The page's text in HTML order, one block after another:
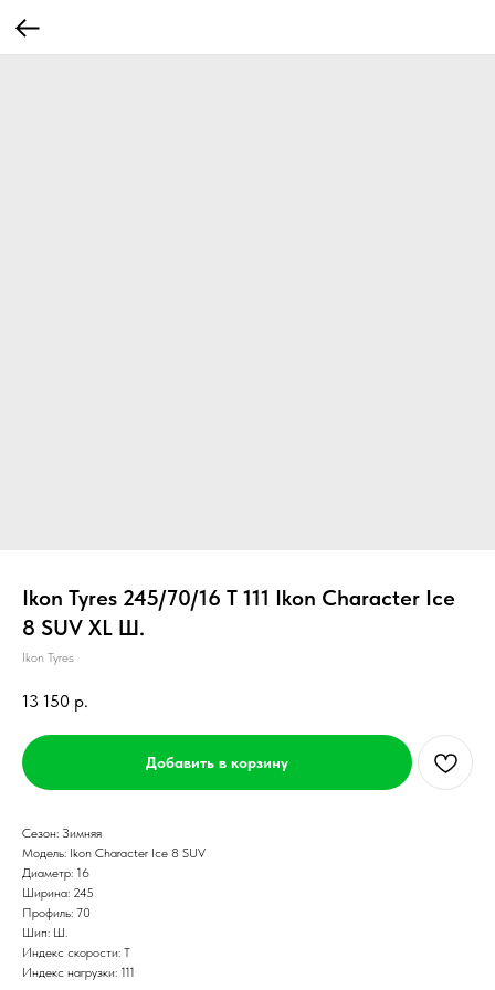
Ikon Tyres 245/70/16 T 111 Ikon Character Ice
8 SUV XL Ш.
Ikon Tyres
13 150 р.
Добавить в корзину
Сезон: Зимняя
Модель: Ikon Character Ice 8 SUV
Диаметр: 16
Ширина: 245
Профиль: 70
Шип: Ш.
Индекс скорости: T
Индекс нагрузки: 111